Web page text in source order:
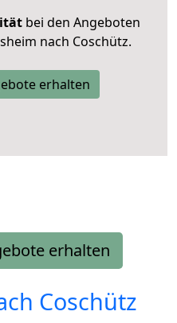
bei den Angeboten
nach Coschütz.
erhalten
erhalten
Coschütz